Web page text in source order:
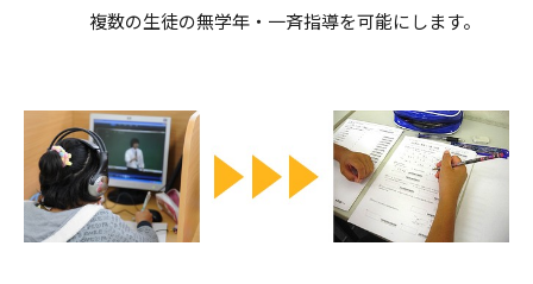
複数の生徒の無学年・一斉指導を可能にします。